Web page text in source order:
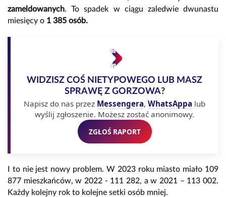
zameldowanych. To spadek w ciągu zaledwie dwunastu
miesięcy o 1 385 osób.
WIDZISZ COŚ NIETYPOWEGO LUB MASZ
SPRAWĘ Z GORZOWA?
Napisz do nas przez Messengera, WhatsAppa lub
wyślij zgłoszenie. Możesz zostać anonimowy.
ZGŁOŚ RAPORT
I to nie jest nowy problem. W 2023 roku miasto miało 109
877 mieszkańców, w 2022 - 111 282, a w 2021 – 113 002.
Każdy kolejny rok to kolejne setki osób mniej.